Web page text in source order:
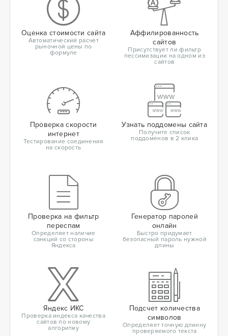
Оценка стоимости сайта
Автоматический расчет
рыночной цены по
формуле
Аффилированность
сайтов
Присутствует ли фильтр
пессимизации на одном из
сайтов
Проверка скорости
интернет
Тестирование соединения
на скорость
Узнать поддомены сайта
Получите список
поддоменов в 2 клика
Проверка на фильтр
переспам
Определяет наличие
санкций со стороны
Яндекса
Генератор паролей
онлайн
Быстро придумает
безопасный пароль нужной
длины
Яндекс ИКС
Проверка индекса качества
сайтов по новому
алгоритму
Подсчет количества
символов
Определяет точную длинну
проверяемого текста